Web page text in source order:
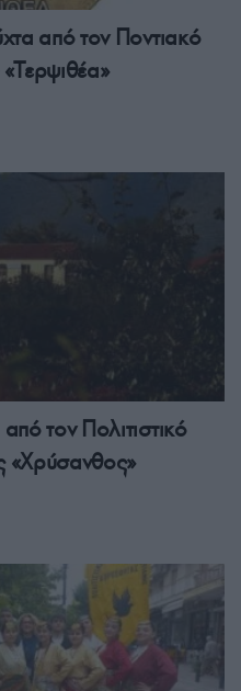
από τον Ποντιακό
τον Πολιτιστικό
«Χρύσανθος»